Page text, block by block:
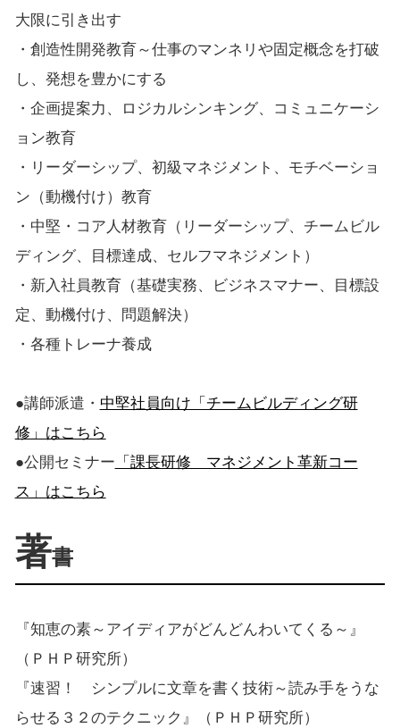
大限に引き出す
・創造性開発教育～仕事のマンネリや固定概念を打破
し、発想を豊かにする
・企画提案力、ロジカルシンキング、コミュニケーシ
ョン教育
・リーダーシップ、初級マネジメント、モチベーショ
ン（動機付け）教育
・中堅・コア人材教育（リーダーシップ、チームビル
ディング、目標達成、セルフマネジメント）
・新入社員教育（基礎実務、ビジネスマナー、目標設
定、動機付け、問題解決）
・各種トレーナ養成
●講師派遣・ 中堅社員向け「チームビルディング研
修」はこちら
●公開セミナー 「課長研修 マネジメント革新コー
ス」はこちら
著書
『知恵の素～アイディアがどんどんわいてくる～』
（ＰＨＰ研究所）
『速習！ シンプルに文章を書く技術～読み手をうな
らせる３２のテクニック』（ＰＨＰ研究所）